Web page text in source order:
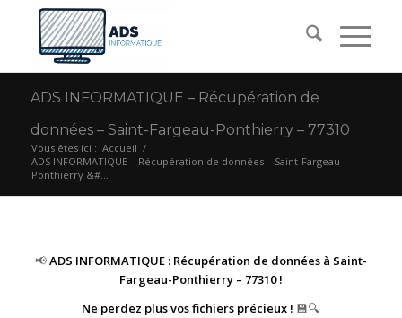
ADS INFORMATIQUE – Récupération de
données – Saint-Fargeau-Ponthierry – 77310
Vous êtes ici : Accueil /
ADS INFORMATIQUE – Récupération de données – Saint-Fargeau-
Ponthierry &#...
📢ADS INFORMATIQUE : Récupération de données à Saint-
Fargeau-Ponthierry – 77310 !
Ne perdez plus vos fichiers précieux ! 💾🔍